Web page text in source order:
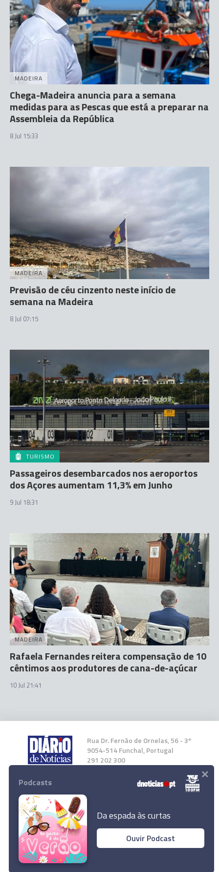
MADEIRA
Chega-Madeira anuncia para a semana
medidas para as Pescas que está a preparar na
Assembleia da República
8 Jul 15:33
MADEIRA
Previsão de céu cinzento neste início de
semana na Madeira
8 Jul 07:15
TURISMO
Passageiros desembarcados nos aeroportos
dos Açores aumentam 11,3% em Junho
9 Jul 18:31
MADEIRA
Rafaela Fernandes reitera compensação de 10
cêntimos aos produtores de cana-de-açúcar
10 Jul 21:41
Rua Dr. Fernão de Ornelas, 56 - 3º
9054-514 Funchal, Portugal
291 202 300
Instale a nossa App
© 2024 Empresa Diário de Notícias, Lda.
Todos os direitos reservados.
Podcasts
Da espada às curtas
Ouvir Podcast
×